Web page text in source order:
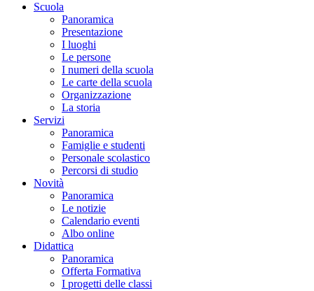
Scuola
Panoramica
Presentazione
I luoghi
Le persone
I numeri della scuola
Le carte della scuola
Organizzazione
La storia
Servizi
Panoramica
Famiglie e studenti
Personale scolastico
Percorsi di studio
Novità
Panoramica
Le notizie
Calendario eventi
Albo online
Didattica
Panoramica
Offerta Formativa
I progetti delle classi